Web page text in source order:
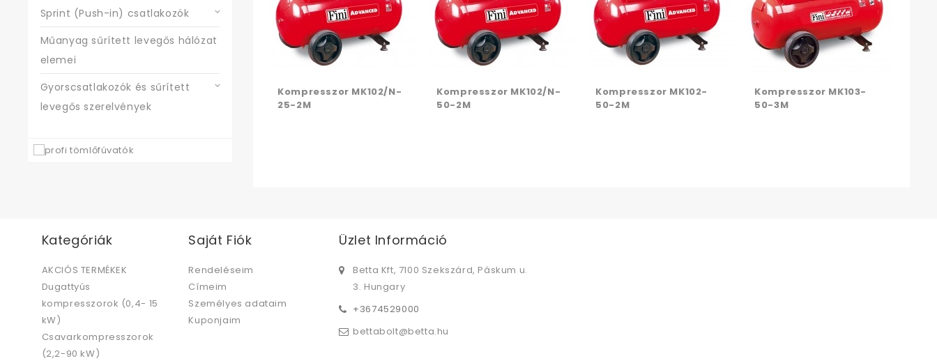
Sprint (Push-in) csatlakozók
Műanyag sűrített levegős hálózat
elemei
Gyorscsatlakozók és sűrített
levegős szerelvények
Kompresszor MK102/N-
25-2M
Kompresszor MK102/N-
50-2M
Kompresszor MK102-
50-2M
Kompresszor MK103-
50-3M
Kategóriák
AKCIÓS TERMÉKEK
Dugattyús
kompresszorok (0,4- 15
kW)
Csavarkompresszorok
(2,2-90 kW)
Saját Fiók
Rendeléseim
Címeim
Személyes adataim
Kuponjaim
Üzlet Információ
Betta Kft, 7100 Szekszárd, Páskum u.
3. Hungary
+3674529000
bettabolt@betta.hu